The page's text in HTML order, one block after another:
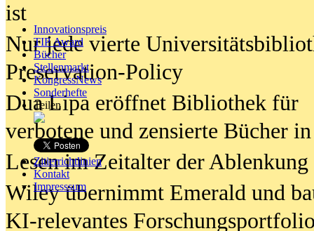
Innovationspreis
TIP Award
Bücher
Stellenmarkt
KongressNews
Sonderhefte
Teilen
Zitierrichtlinien
Kontakt
Impresssum
ist
Nur jede vierte
Preservation-Policy
Dua Lipa eröffnet Bibliothek für
verbotene und zensierte Bücher
Lesen im Zeitalter der Ablenkung
Wiley übernimmt Emerald und
KI-relevantes